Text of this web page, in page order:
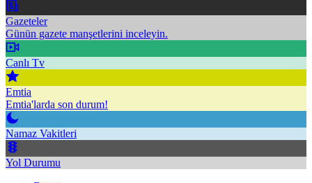
Gazeteler
Günün gazete manşetlerini inceleyin.
Canlı Tv
Emtia
Emtia'larda son durum!
Namaz Vakitleri
Yol Durumu